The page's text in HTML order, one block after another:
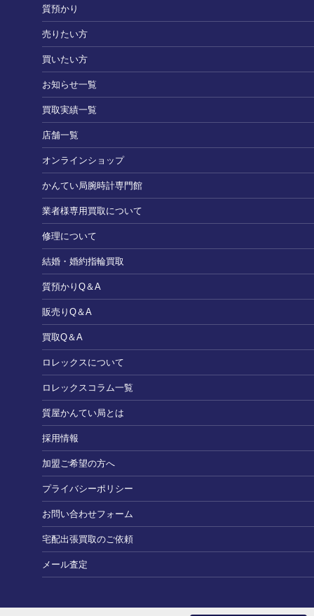
質預かり
売りたい方
買いたい方
お知らせ一覧
買取実績一覧
店舗一覧
オンラインショップ
かんてい局腕時計専門館
業者様専用買取について
修理について
結婚・婚約指輪買取
質預かりQ＆A
販売りQ＆A
買取Q＆A
ロレックスについて
ロレックスコラム一覧
質屋かんてい局とは
採用情報
加盟ご希望の方へ
プライバシーポリシー
お問い合わせフォーム
宅配出張買取のご依頼
メール査定